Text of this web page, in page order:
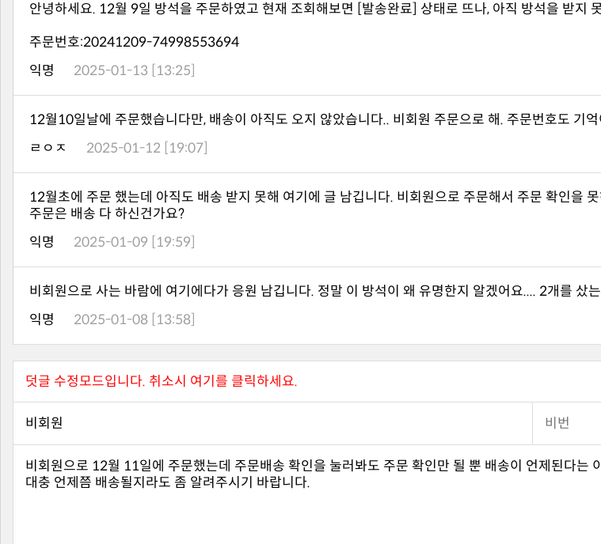
안녕하세요. 12월 9일 방석을 주문하였고 현재 조회해보면 [발송완료] 상태로 뜨나, 아직 방석을 받지
주문번호:20241209-74998553694
익명
2025-01-13 [13:25]
12월10일날에 주문했습니다만, 배송이 아직도 오지 않았습니다.. 비회원 주문으로 해. 주문번호도 기
ㄹㅇㅈ
2025-01-12 [19:07]
주문은 배송 다 하신건가요?
익명
2025-01-09 [19:59]
비회원으로 사는 바람에 여기에다가 응원 남깁니다. 정말 이 방석이 왜 유명한지 알겠어요.... 2개를 샀
익명
2025-01-08 [13:58]
덧글 수정모드입니다. 취소시 여기를 클릭하세요.